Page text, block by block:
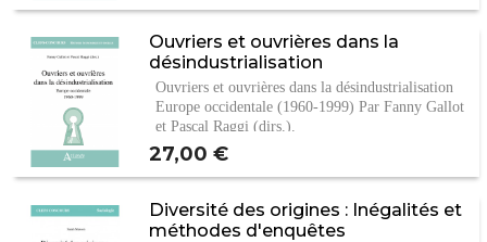
Ouvriers et ouvrières dans la
désindustrialisation
Ouvriers et ouvrières dans la désindustrialisation
Europe occidentale (1960-1999) Par Fanny Gallot
et Pascal Raggi (dirs.).
Prix
27,00 €
Diversité des origines : Inégalités et
méthodes d'enquêtes